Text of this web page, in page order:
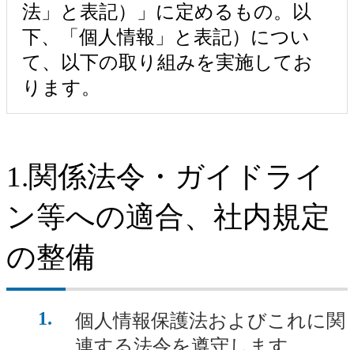
法」と表記）」に定めるもの。以
下、「個人情報」と表記）につい
て、以下の取り組みを実施してお
ります。
1.関係法令・ガイドライ
ン等への適合、社内規定
の整備
1
個人情報保護法およびこれに関